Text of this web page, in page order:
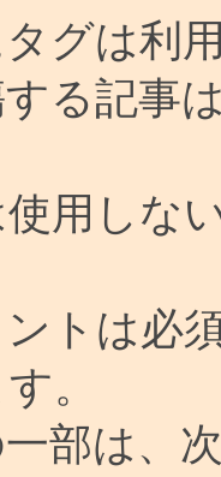
グは利
る記事
用しな
トは必
。
部は、